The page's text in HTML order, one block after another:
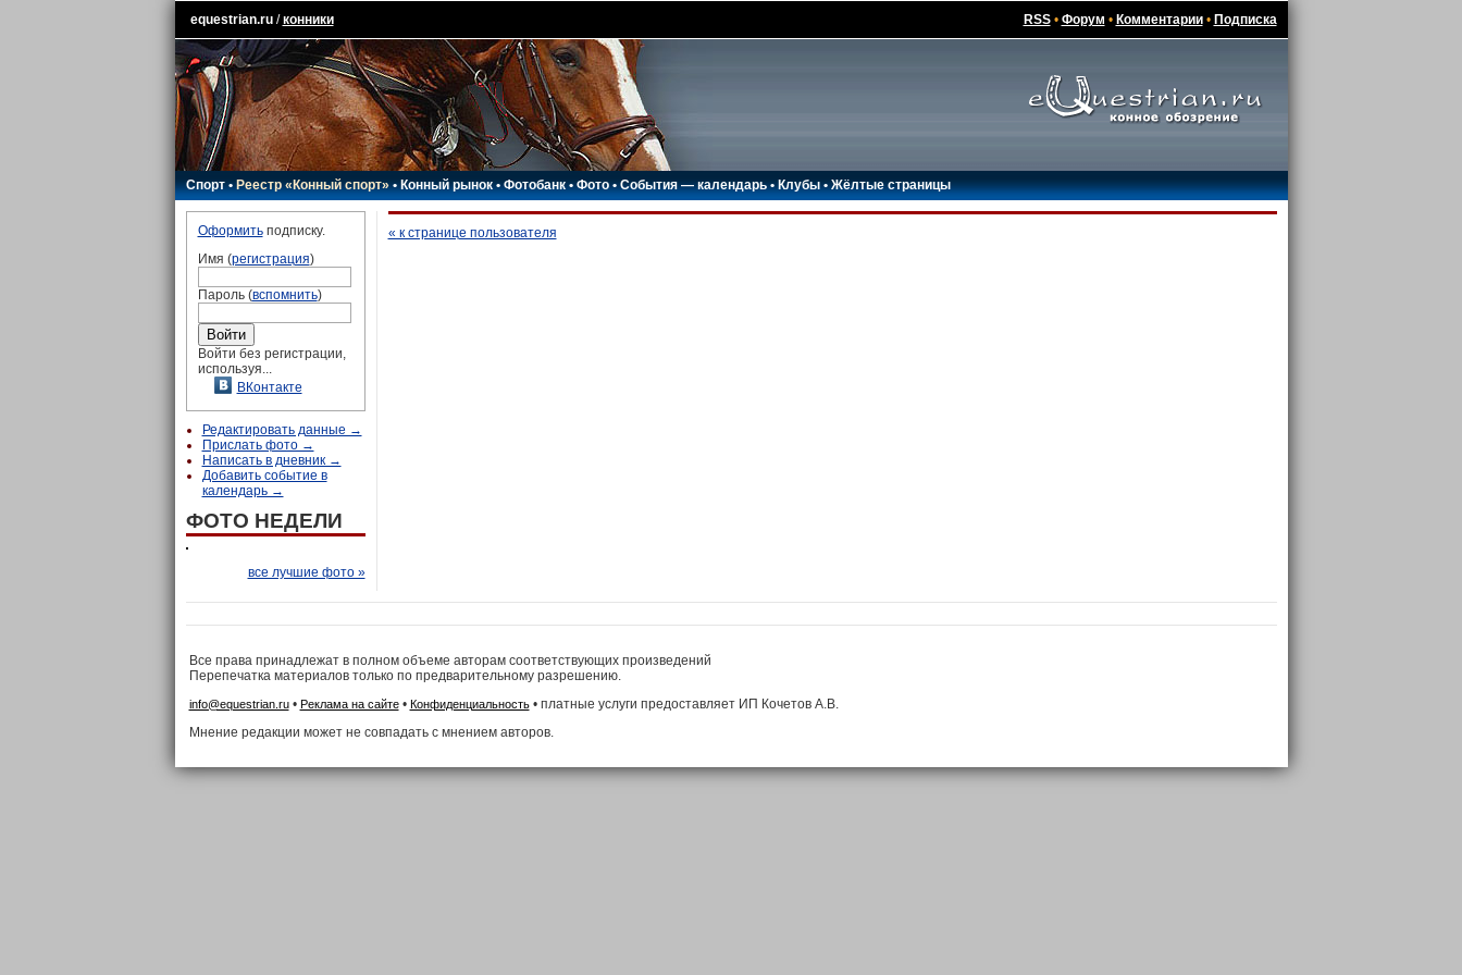
equestrian.ru/конники RSS• Форум • Комментарии• Подписка
Спорт•Реестр «Конный спорт»•Конный рынок•Фотобанк •Фото•События — календарь•Клубы •Жёлтые страницы
Оформитьподписку.
Имя (регистрация)
Пароль (вспомнить)
Войти без регистрации,
используя...
ВКонтакте
Редактировать данные →
Прислать фото →
Написать в дневник →
Добавить событие в
календарь →
ФОТО НЕДЕЛИ
все лучшие фото »
« к странице пользователя
Все права принадлежат в полном объеме авторам соответствующих произведений
Перепечатка материалов только по предварительному разрешению.
info@equestrian.ru• Реклама на сайте• Конфиденциальность• платные услуги предоставляет ИП Кочетов А.В.
Мнение редакции может не совпадать с мнением авторов.